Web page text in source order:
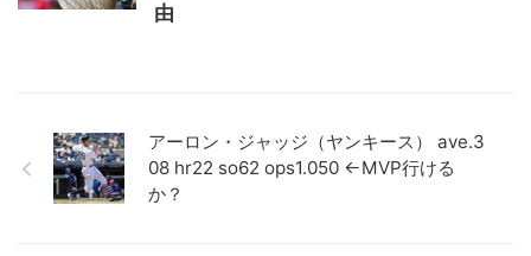
由
アーロン・ジャッジ（ヤンキース） ave.3
08 hr22 so62 ops1.050 ←MVP行ける
か？